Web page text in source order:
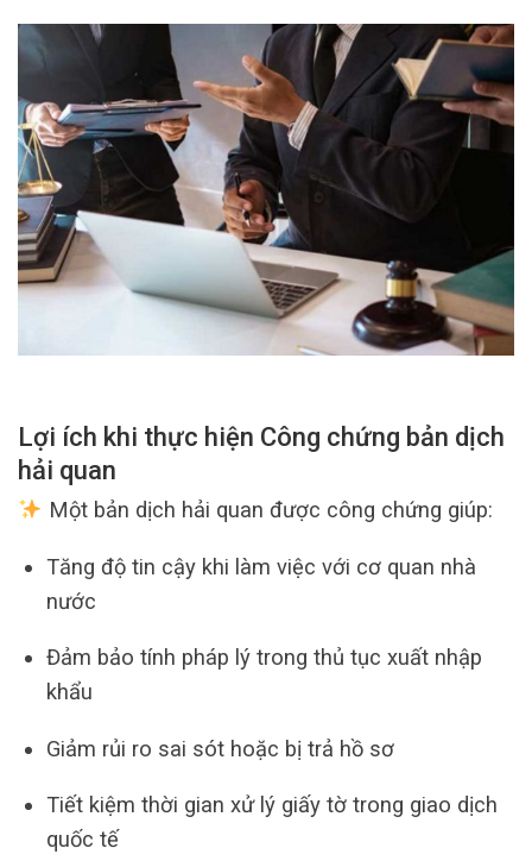
Lợi ích khi thực hiện Công chứng bản dịch
hải quan
Một bản dịch hải quan được công chứng giúp:
Tăng độ tin cậy khi làm việc với cơ quan nhà
nước
Đảm bảo tính pháp lý trong thủ tục xuất nhập
khẩu
Giảm rủi ro sai sót hoặc bị trả hồ sơ
Tiết kiệm thời gian xử lý giấy tờ trong giao dịch
quốc tế